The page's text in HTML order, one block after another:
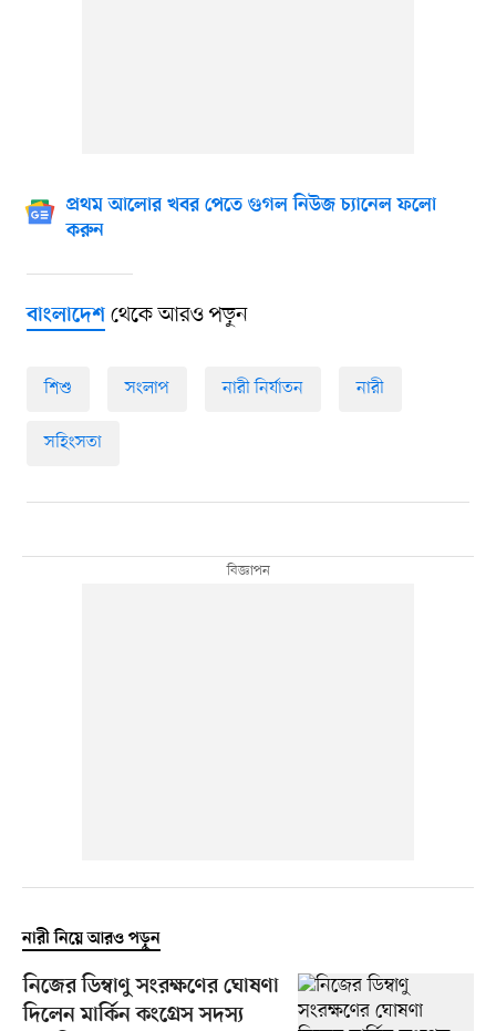
প্রথম আলোর খবর পেতে গুগল নিউজ চ্যানেল ফলো
করুন
বাংলাদেশথেকে আরও পড়ুন
শিশু সংলাপ নারী নির্যাতন নারী
সহিংসতা
নারী নিয়ে আরও পড়ুন
নিজের ডিম্বাণু সংরক্ষণের ঘোষণা
দিলেন মার্কিন কংগ্রেস সদস্য